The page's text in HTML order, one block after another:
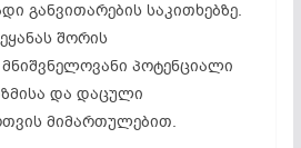
განვითარების საკითხებზე.
შორის
პოტენციალი
და დაცული
მიმართულებით.